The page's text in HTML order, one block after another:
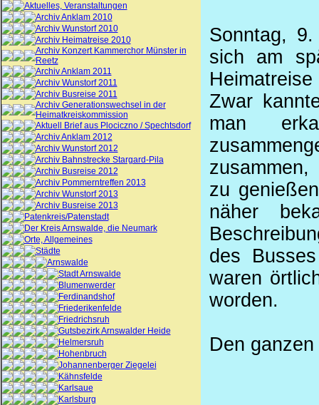
Aktuelles, Veranstaltungen
Archiv Anklam 2010
Archiv Wunstorf 2010
Archiv Heimatreise 2010
Archiv Konzert Kammerchor Münster in
Reetz
Archiv Anklam 2011
Archiv Wunstorf 2011
Archiv Busreise 2011
Archiv Generationswechsel in der
Heimatkreiskommission
Aktuell Brief aus Plociczno / Spechtsdorf
Archiv Anklam 2012
Archiv Wunstorf 2012
Archiv Bahnstrecke Stargard-Pila
Archiv Busreise 2012
Archiv Pommerntreffen 2013
Archiv Wunstorf 2013
Archiv Busreise 2013
Patenkreis/Patenstadt
Der Kreis Arnswalde, die Neumark
Orte, Allgemeines
Städte
Arnswalde
Stadt Arnswalde
Blumenwerder
Ferdinandshof
Friederikenfelde
Friedrichsruh
Gutsbezirk Arnswalder Heide
Helmersruh
Hohenbruch
Johannenberger Ziegelei
Kähnsfelde
Karlsaue
Karlsburg
Sonntag,
sich am
Zwar
man
zu
näher
des
waren
worden.
Den